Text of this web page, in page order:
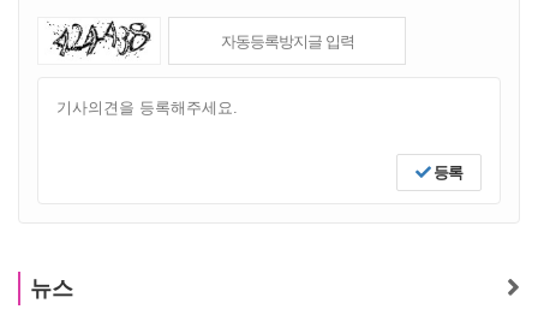
등록
뉴스